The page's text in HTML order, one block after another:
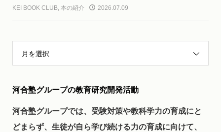
KEI BOOK CLUB, 本の紹介 2026.07.09
月を選択
河合塾グループの教育研究開発活動
河合塾グループでは、受験対策や教科学力の育成にと
どまらず、生徒が自ら学び続ける力の育成に向けて、